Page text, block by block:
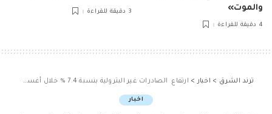
والموت»
4 دقيقة للقراءة
3 دقيقة للقراءة
ترند الشرق > اخبار > ارتفاع الصادرات غير البترولية بنسبة 7.4 % خلال أغسطس 2024
اخبار